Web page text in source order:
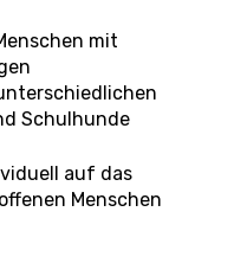
mit
Schulhunde
auf das
Menschen